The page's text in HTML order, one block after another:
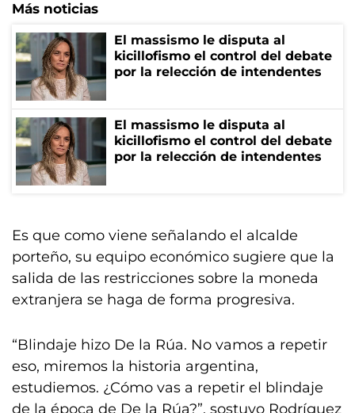
Más noticias
El massismo le disputa al
kicillofismo el control del debate
por la relección de intendentes
El massismo le disputa al
kicillofismo el control del debate
por la relección de intendentes
Es que como viene señalando el alcalde
porteño, su equipo económico sugiere que la
salida de las restricciones sobre la moneda
extranjera se haga de forma progresiva.
“Blindaje hizo De la Rúa. No vamos a repetir
eso, miremos la historia argentina,
estudiemos. ¿Cómo vas a repetir el blindaje
de la época de De la Rúa?”, sostuvo Rodríguez